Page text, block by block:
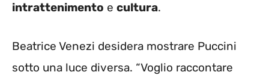
intrattenimento e cultura.
Beatrice Venezi desidera mostrare Puccini
sotto una luce diversa. “Voglio raccontare